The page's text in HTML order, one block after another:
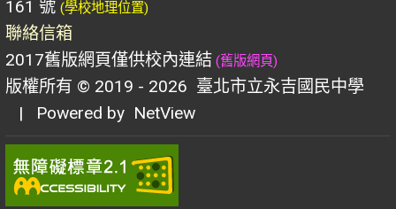
161 號 (學校地理位置)
聯絡信箱
2017舊版網頁僅供校內連結 (舊版網頁)
版權所有 © 2019 - 2026 臺北市立永吉國民中學
| Powered by NetView